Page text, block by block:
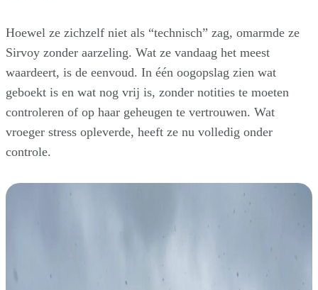
Hoewel ze zichzelf niet als “technisch” zag, omarmde ze
Sirvoy zonder aarzeling. Wat ze vandaag het meest
waardeert, is de eenvoud. In één oogopslag zien wat
geboekt is en wat nog vrij is, zonder notities te moeten
controleren of op haar geheugen te vertrouwen. Wat
vroeger stress opleverde, heeft ze nu volledig onder
controle.